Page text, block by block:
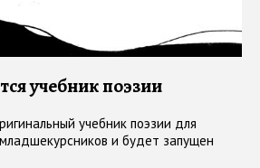
учебник поэзии
учебник поэзии для
и будет запущен